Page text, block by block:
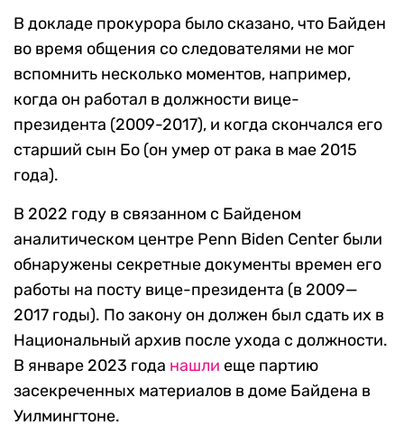
В докладе прокурора было сказано, что Байден
во время общения со следователями не мог
вспомнить несколько моментов, например,
когда он работал в должности вице-
президента (2009-2017), и когда скончался его
старший сын Бо (он умер от рака в мае 2015
года).
В 2022 году в связанном с Байденом
аналитическом центре Penn Biden Center были
обнаружены секретные документы времен его
работы на посту вице-президента (в 2009—
2017 годы). По закону он должен был сдать их в
Национальный архив после ухода с должности.
В январе 2023 года нашли еще партию
засекреченных материалов в доме Байдена в
Уилмингтоне.